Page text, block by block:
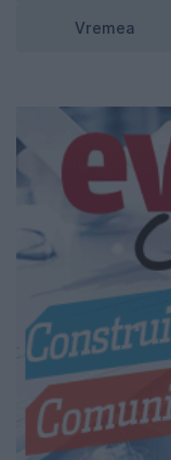
Vremea